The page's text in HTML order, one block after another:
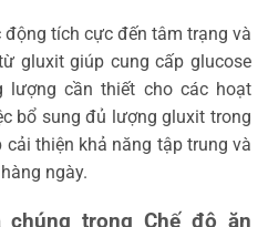
tích cực đến tâm trạng và
gluxit giúp cung cấp glucose
lượng cần thiết cho các hoạt
bổ sung đủ lượng gluxit trong
thiện khả năng tập trung và
ngày.
trong Chế độ ăn